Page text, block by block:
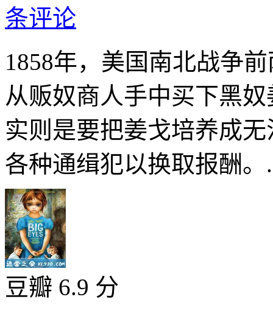
条评论
1858年，美国南北战争
从贩奴商人手中买下黑
实则是要把姜戈培养成
各种通缉犯以换取报酬
豆瓣 6.9 分